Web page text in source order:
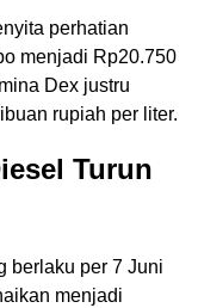
perhatian
menjadi Rp20.750
Dex justru
rupiah per liter.
Turun
berlaku per 7 Juni
menjadi